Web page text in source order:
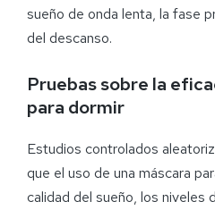
sueño de onda lenta, la fase
del descanso.
Pruebas sobre la
para dormir
Estudios controlados
que el uso de una máscara
calidad del sueño, los niveles